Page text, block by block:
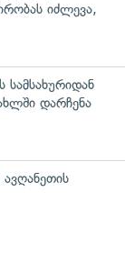
იძლევა,
დარჩენა